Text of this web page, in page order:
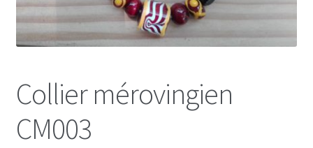
Collier mérovingien
CM003